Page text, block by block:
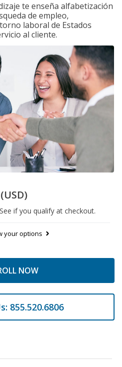
te enseña alfabetización
de empleo,
laboral de Estados
al cliente.
(USD)
if you qualify at checkout.
your options
NOW
855.520.6806